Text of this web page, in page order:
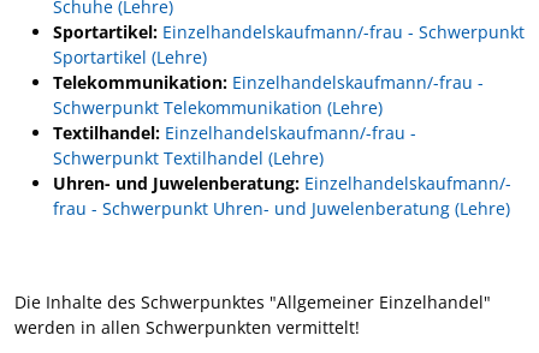
Schuhe (Lehre)
Sportartikel: Einzelhandelskaufmann/-frau - Schwerpunkt
Sportartikel (Lehre)
Telekommunikation: Einzelhandelskaufmann/-frau -
Schwerpunkt Telekommunikation (Lehre)
Textilhandel: Einzelhandelskaufmann/-frau -
Schwerpunkt Textilhandel (Lehre)
Uhren- und Juwelenberatung: Einzelhandelskaufmann/-
frau - Schwerpunkt Uhren- und Juwelenberatung (Lehre)
Die Inhalte des Schwerpunktes "Allgemeiner Einzelhandel"
werden in allen Schwerpunkten vermittelt!